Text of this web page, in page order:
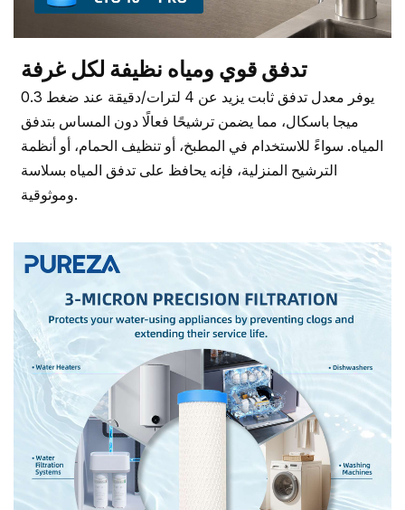
تدفق قوي ومياه نظيفة لكل غرفة
يوفر معدل تدفق ثابت يزيد عن 4 لترات/دقيقة عند ضغط 0.3
ميجا باسكال، مما يضمن ترشيحًا فعالًا دون المساس بتدفق
المياه. سواءً للاستخدام في المطبخ، أو تنظيف الحمام، أو أنظمة
الترشيح المنزلية، فإنه يحافظ على تدفق المياه بسلاسة
وموثوقية.